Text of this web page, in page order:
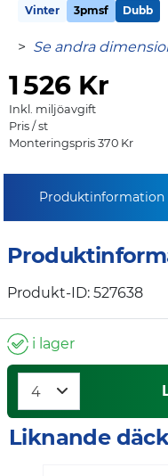
Vinter 3pmsf Dubb
> Se andra
1526 Kr
Inkl. miljöavgift
Pris / st
Monteringspris 370 Kr
Produktinformation
Produkt-ID: 527638
i lager
Liknande